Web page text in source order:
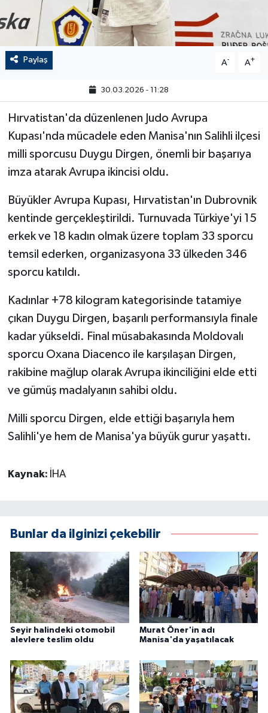
Paylaş A- A+
30.03.2026 - 11:28
Hırvatistan'da düzenlenen Judo Avrupa
Kupası'nda mücadele eden Manisa'nın Salihli ilçesi
milli sporcusu Duygu Dirgen, önemli bir başarıya
imza atarak Avrupa ikincisi oldu.
Büyükler Avrupa Kupası, Hırvatistan'ın Dubrovnik
kentinde gerçekleştirildi. Turnuvada Türkiye'yi 15
erkek ve 18 kadın olmak üzere toplam 33 sporcu
temsil ederken, organizasyona 33 ülkeden 346
sporcu katıldı.
Kadınlar +78 kilogram kategorisinde tatamiye
çıkan Duygu Dirgen, başarılı performansıyla finale
kadar yükseldi. Final müsabakasında Moldovalı
sporcu Oxana Diacenco ile karşılaşan Dirgen,
rakibine mağlup olarak Avrupa ikinciliğini elde etti
ve gümüş madalyanın sahibi oldu.
Milli sporcu Dirgen, elde ettiği başarıyla hem
Salihli'ye hem de Manisa'ya büyük gurur yaşattı.
Kaynak: İHA
Bunlar da ilginizi çekebilir
Seyir halindeki otomobil
alevlere teslim oldu
Murat Öner'in adı
Manisa'da yaşatılacak